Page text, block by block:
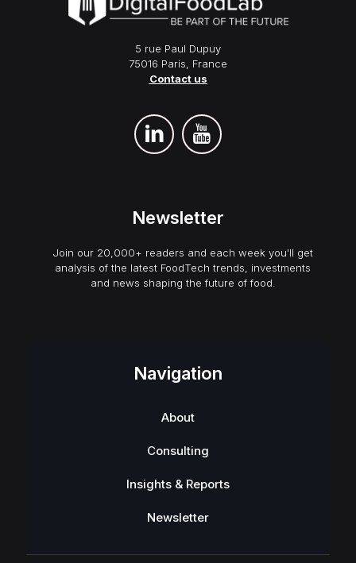
5 rue Paul Dupuy
75016 Paris, France
Contact us
Newsletter
Join our 20,000+ readers and each week you'll get
analysis of the latest FoodTech trends, investments
and news shaping the future of food.
Navigation
About
Consulting
Insights & Reports
Newsletter